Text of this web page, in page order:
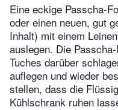
Eine eckige Passcha-
oder einen neuen, gut
Inhalt) mit einem
auslegen. Die
Tuches darüber
auflegen und wieder
stellen, dass die
Kühlschrank ruhen